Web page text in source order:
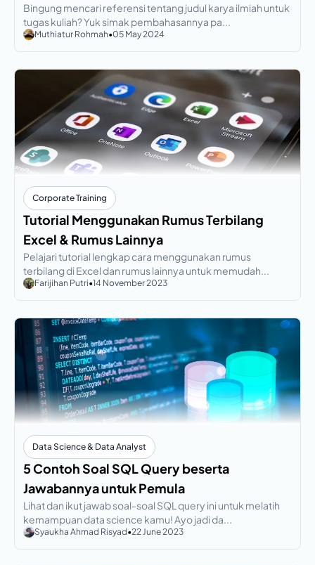
Bingung mencari referensi tentang judul karya ilmiah untuk
tugas kuliah? Yuk simak pembahasannya pa...
Muthiatur Rohmah•05 May 2024
Corporate Training
Tutorial Menggunakan Rumus Terbilang
Excel & Rumus Lainnya
Pelajari tutorial lengkap cara menggunakan rumus
terbilang di Excel dan rumus lainnya untuk memudah...
Farijihan Putri•14 November 2023
Data Science & Data Analyst
5 Contoh Soal SQL Query beserta
Jawabannya untuk Pemula
Lihat dan ikut jawab soal-soal SQL query ini untuk melatih
kemampuan data science kamu! Ayo jadi da...
Syaukha Ahmad Risyad•22 June 2023